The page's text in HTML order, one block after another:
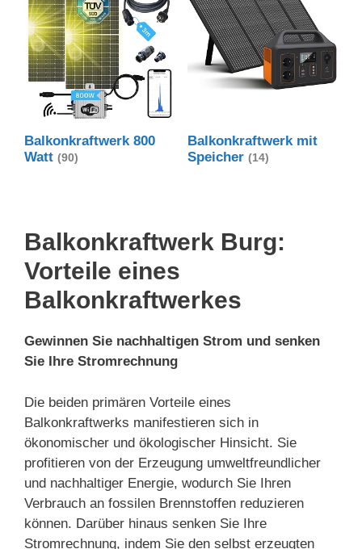
Balkonkraftwerk 800
Watt (90)
Balkonkraftwerk mit
Speicher (14)
Balkonkraftwerk Burg:
Vorteile eines
Balkonkraftwerkes
Gewinnen Sie nachhaltigen Strom und senken
Sie Ihre Stromrechnung
Die beiden primären Vorteile eines
Balkonkraftwerks manifestieren sich in
ökonomischer und ökologischer Hinsicht. Sie
profitieren von der Erzeugung umweltfreundlicher
und nachhaltiger Energie, wodurch Sie Ihren
Verbrauch an fossilen Brennstoffen reduzieren
können. Darüber hinaus senken Sie Ihre
Stromrechnung, indem Sie den selbst erzeugten